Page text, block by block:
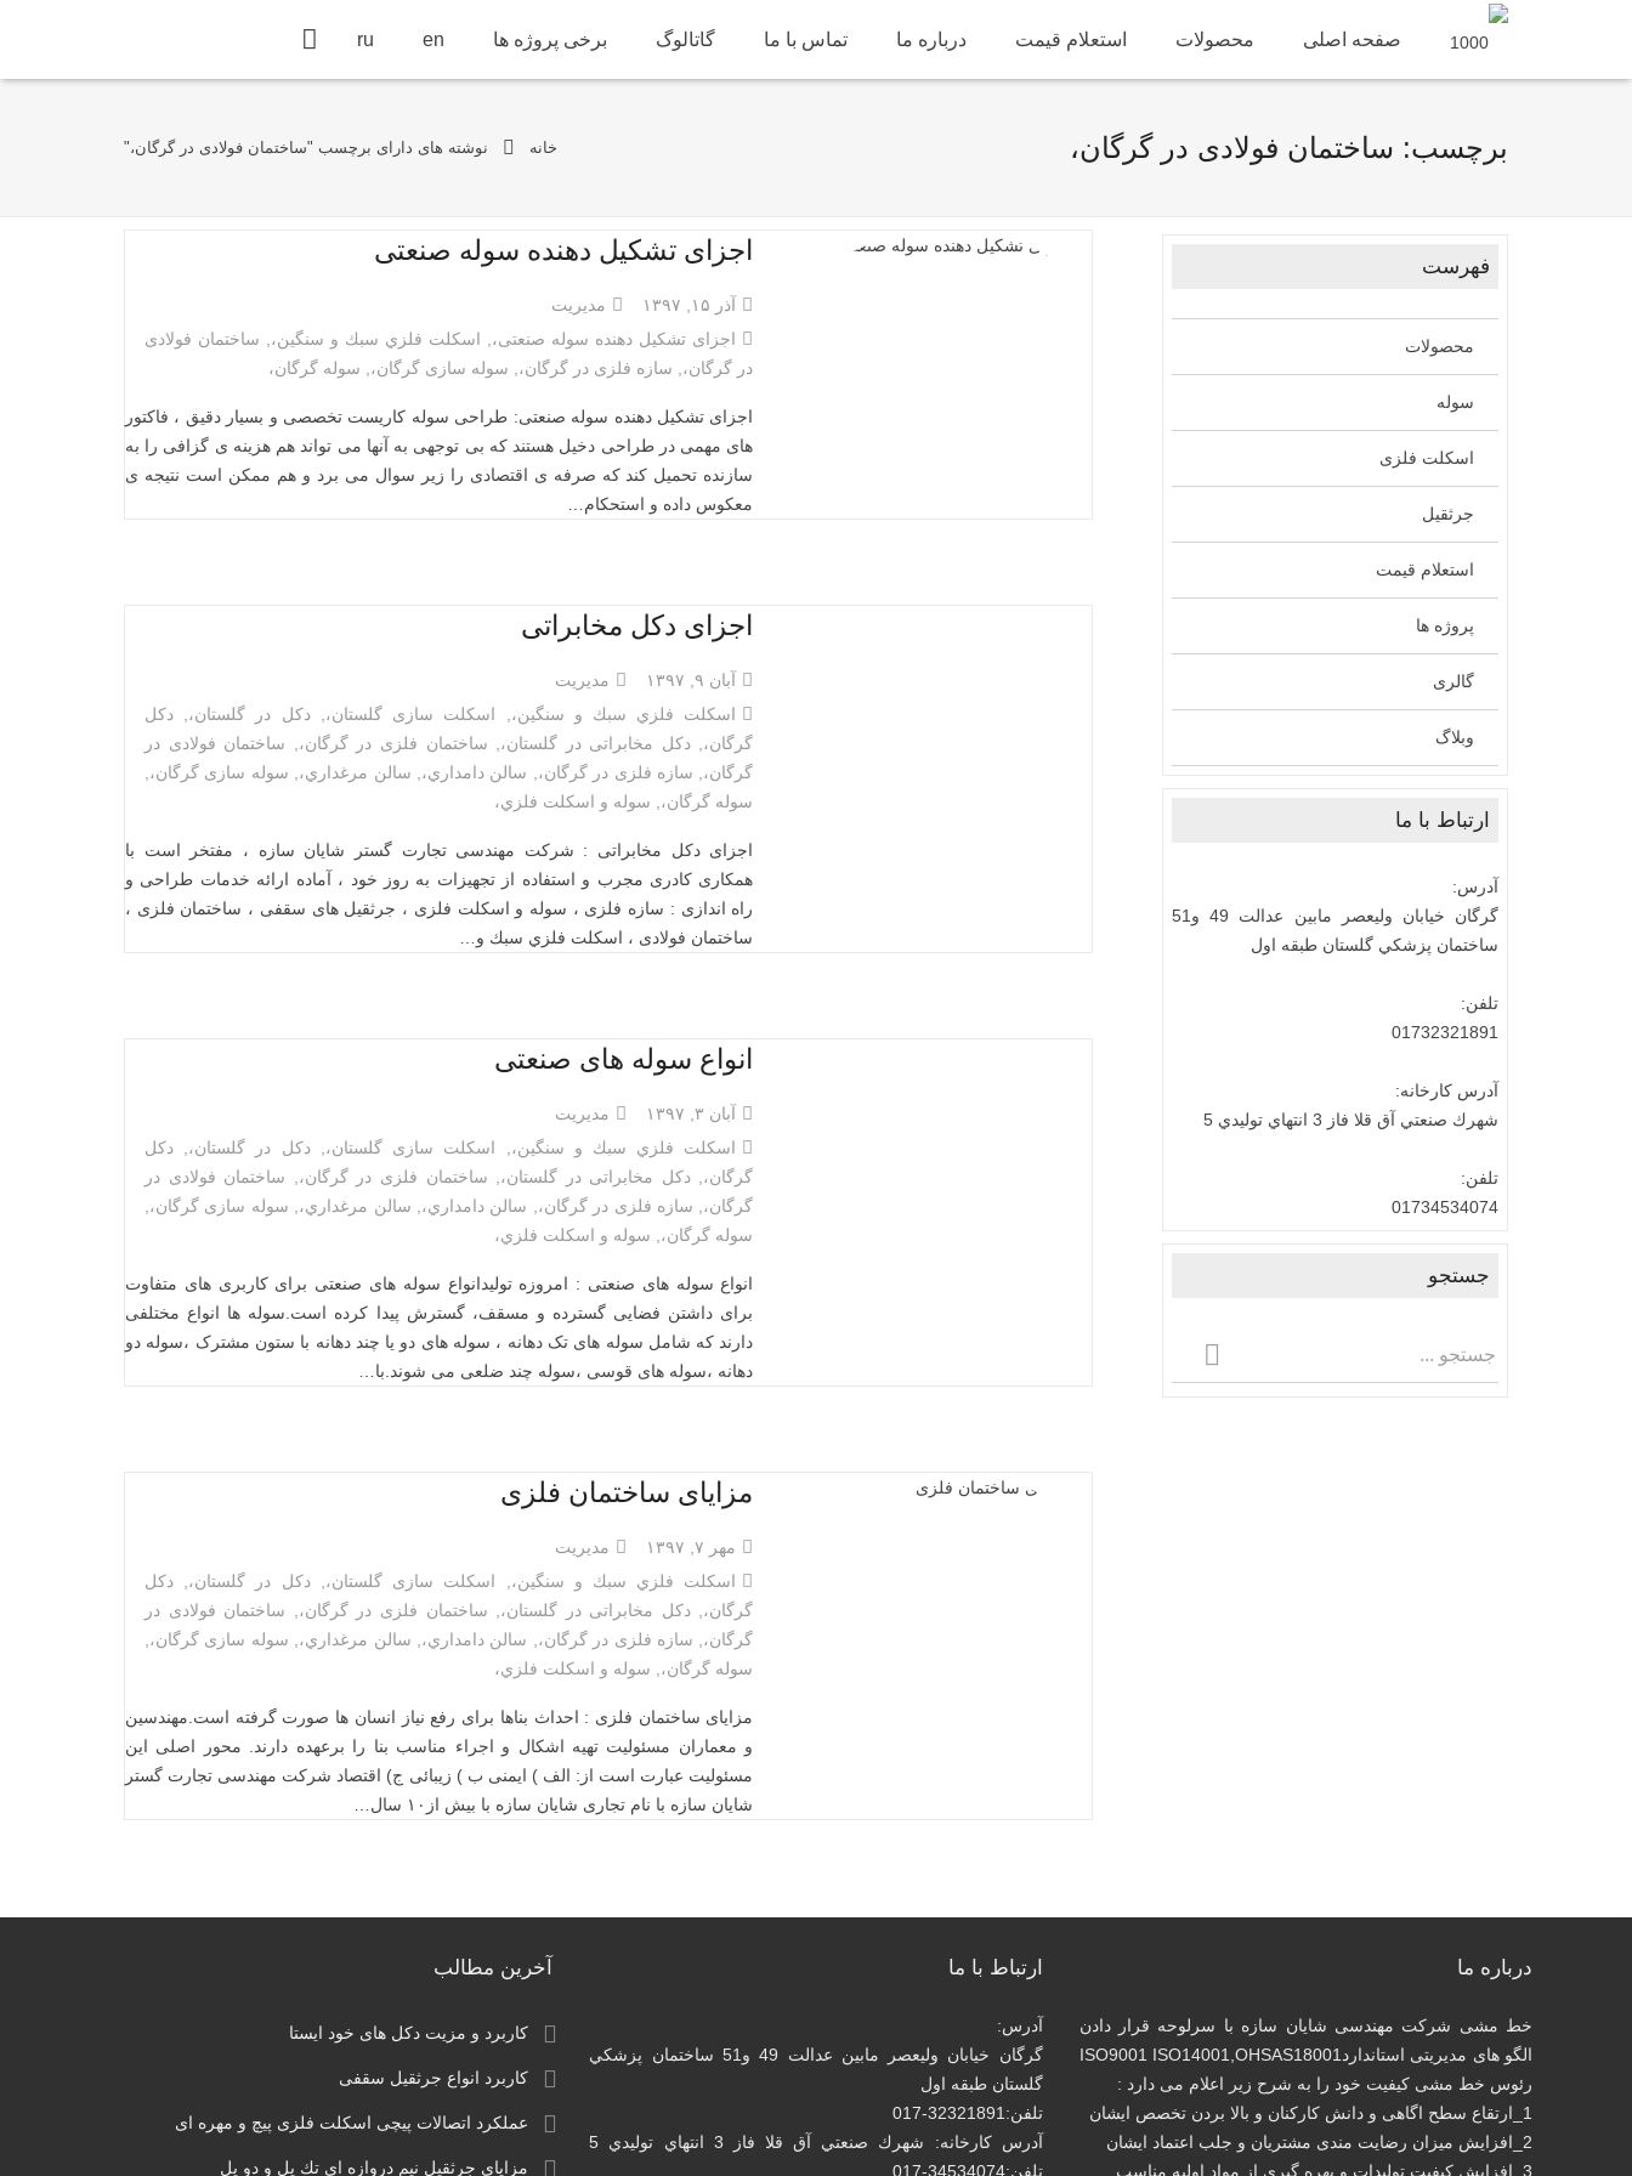
صفحه اصلی محصولات استعلام قیمت درباره ما تماس با ما گاتالوگ برخی پروژه ها en
ru
برچسب: ساختمان فولادی در گرگان، خانه نوشته های دارای برچسب "ساختمان فولادی در گرگان،"
اجزای تشکیل دهنده سوله صنعتی
آذر ۱۵, ۱۳۹۷
مدیریت
اجزای تشکیل دهنده سوله صنعتی،
اسكلت فلزي سبك و سنگين،
ساختمان فولادی
در گرگان،
سازه فلزی در گرگان، سوله سازی گرگان، سوله گرگان،
اجزای تشکیل دهنده سوله صنعتی: طراحی سوله کاریست تخصصی و بسیار دقیق ، فاکتور
های مهمی در طراحی دخیل هستند که بی توجهی به آنها می تواند هم هزینه ی گزافی را به
سازنده تحمیل کند که صرفه ی اقتصادی را زیر سوال می برد و هم ممکن است نتیجه ی
معکوس داده و استحکام…
اجزای دکل مخابراتی
آبان ۹, ۱۳۹۷
مدیریت
اسكلت فلزي سبك و سنگين،
اسکلت سازی گلستان، ,دکل در گلستان،
دکل
گرگان، ,دکل مخابراتی در گلستان، ساختمان فلزی در گرگان،
ساختمان فولادی در
گرگان،
سازه فلزی در گرگان، سالن دامداري، سالن مرغداري، سوله سازی گرگان،
سوله گرگان،
سوله و اسكلت فلزي،
اجزای دکل مخابراتی : شرکت مهندسی تجارت گستر شایان سازه ، مفتخر است با
همکاری کادری مجرب و استفاده از تجهیزات به روز خود ، آماده ارائه خدمات طراحی و
راه اندازی : سازه فلزی ، سوله و اسکلت فلزی ، جرثقيل های سقفی ، ساختمان فلزی ،
ساختمان فولادی ، اسكلت فلزي سبك و…
انواع سوله های صنعتی
آبان ۳, ۱۳۹۷
مدیریت
اسكلت فلزي سبك و سنگين،
اسکلت سازی گلستان، ,دکل در گلستان،
دکل
گرگان، ,دکل مخابراتی در گلستان، ساختمان فلزی در گرگان،
ساختمان فولادی در
گرگان،
سازه فلزی در گرگان، سالن دامداري، سالن مرغداري، سوله سازی گرگان،
سوله گرگان،
سوله و اسكلت فلزي،
انواع سوله های صنعتی : امروزه تولیدانواع سوله های صنعتی برای کاربری های متفاوت
برای داشتن فضایی گسترده و مسقف، گسترش پیدا کرده است.سوله ها انواع مختلفی
دارند که شامل سوله های تک دهانه ، سوله های دو یا چند دهانه با ستون مشترک ،سوله دو
دهانه ،سوله های قوسی ،سوله چند ضلعی می شوند.با…
مزایای ساختمان فلزی
مهر ۷, ۱۳۹۷
مدیریت
اسكلت فلزي سبك و سنگين،
اسکلت سازی گلستان، ,دکل در گلستان،
دکل
گرگان، ,دکل مخابراتی در گلستان، ساختمان فلزی در گرگان،
ساختمان فولادی در
گرگان،
سازه فلزی در گرگان، سالن دامداري، سالن مرغداري، سوله سازی گرگان،
سوله گرگان،
سوله و اسكلت فلزي،
مزایای ساختمان فلزی : احداث بناها برای رفع نیاز انسان ها صورت گرفته است.مهندسین
و معماران مسئولیت تهیه اشکال و اجراء مناسب بنا را برعهده دارند. محور اصلی این
مسئولیت عبارت است از: الف ) ایمنی ب ) زیبائی ج) اقتصاد شرکت مهندسی تجارت گستر
شایان سازه با نام تجاری شایان سازه با بیش از۱۰ سال…
فهرست
محصولات
سوله
اسکلت فلزی
جرثقیل
استعلام قیمت
پروژه ها
گالری
وبلاگ
ارتباط با ما
آدرس:
گرگان خيابان وليعصر مابين عدالت 49 و51
ساختمان پزشكي گلستان طبقه اول
تلفن:
01732321891
آدرس كارخانه:
شهرك صنعتي آق قلا فاز 3 انتهاي توليدي 5
تلفن:
01734534074
جستجو
درباره ما
خط مشی شرکت مهندسی شایان سازه با سرلوحه قرار دادن
الگو های مدیریتی استانداردISO9001 ISO14001,OHSAS18001
رئوس خط مشی کیفیت خود را به شرح زیر اعلام می دارد :
1_ارتقاع سطح اگاهی و دانش کارکنان و بالا بردن تخصص ایشان
2_افزایش میزان رضایت مندی مشتریان و جلب اعتماد ایشان
3_افزایش کیفیت تولیدات و بهره گیری از مواد اولیه مناسب
ارتباط با ما
آدرس:
گرگان خيابان وليعصر مابين عدالت 49 و51 ساختمان پزشكي
گلستان طبقه اول
تلفن:32321891-017
آدرس كارخانه: شهرك صنعتي آق قلا فاز 3 انتهاي توليدي 5
تلفن:34534074-017
آخرین مطالب
کاربرد و مزیت دکل های خود ایستا
کاربرد انواع جرثقیل سقفی
عملکرد اتصالات پیچی اسکلت فلزی پیچ و مهره‌ ای
مزایای جرثقيل نيم دروازه اي تك پل و دو پل